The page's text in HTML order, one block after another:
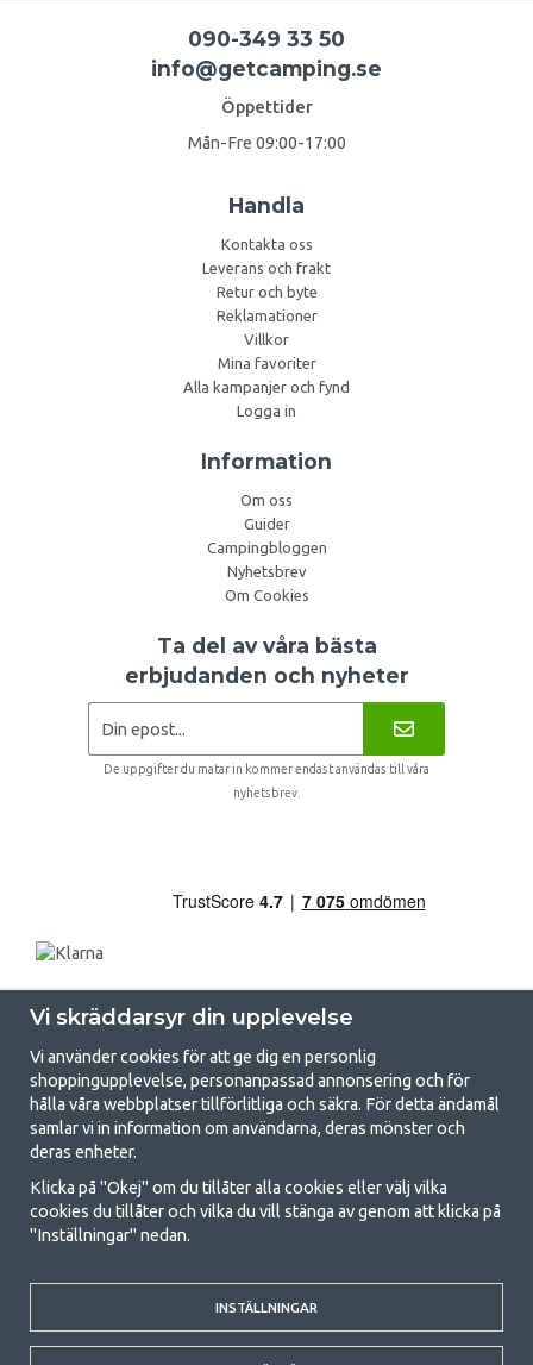
090-349 33 50
info@getcamping.se
Öppettider
Mån-Fre 09:00-17:00
Handla
Kontakta oss
Leverans och frakt
Retur och byte
Reklamationer
Villkor
Mina favoriter
Alla kampanjer och fynd
Logga in
Information
Om oss
Guider
Campingbloggen
Nyhetsbrev
Om Cookies
Ta del av våra bästa
erbjudanden och nyheter
De uppgifter du matar in kommer endast användas till våra
nyhetsbrev.
GetCamping.se - Din butik för camping
och uteliv
Att campa kan antingen vara en livsstil eller ett sätt att samla familjen
för ett gemensamt äventyr. Oavsett vilken kategori du tillhör hittar du
med att campa så därför erbjuder vi riktigt bra priser på familjetält,
husvagnstält och all annan utrustning för camping och friluftsliv. Vårt
mål är att i varje priskategori erbjuda den bästa campingutrustningen
gällande kvalitet och funktionalitet. Ta gärna kontakt med oss om det
Vi skräddarsyr din upplevelse
Vi använder cookies för att ge dig en personlig
shoppingupplevelse, personanpassad annonsering och för
hålla våra webbplatser tillförlitliga och säkra. För detta ändamål
samlar vi in information om användarna, deras mönster och
deras enheter.
Klicka på "Okej" om du tillåter alla cookies eller välj vilka
cookies du tillåter och vilka du vill stänga av genom att klicka på
"Inställningar" nedan.
INSTÄLLNINGAR